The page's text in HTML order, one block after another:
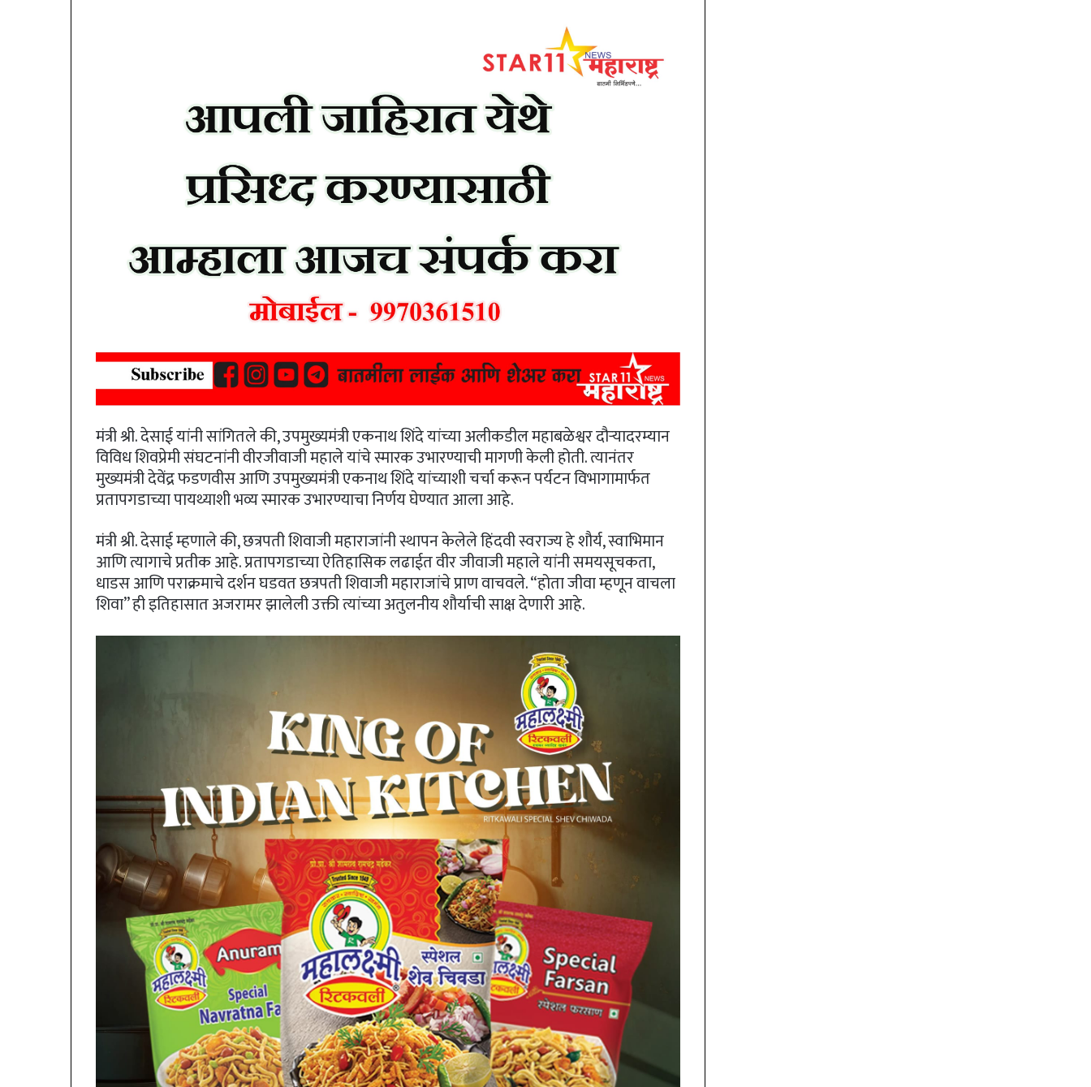
मंत्री श्री. देसाई यांनी सांगितले की, उपमुख्यमंत्री एकनाथ शिंदे यांच्या अलीकडील महाबळेश्वर दौऱ्यादरम्यान
विविध शिवप्रेमी संघटनांनी वीरजीवाजी महाले यांचे स्मारक उभारण्याची मागणी केली होती. त्यानंतर
मुख्यमंत्री देवेंद्र फडणवीस आणि उपमुख्यमंत्री एकनाथ शिंदे यांच्याशी चर्चा करून पर्यटन विभागामार्फत
प्रतापगडाच्या पायथ्याशी भव्य स्मारक उभारण्याचा निर्णय घेण्यात आला आहे.
मंत्री श्री. देसाई म्हणाले की, छत्रपती शिवाजी महाराजांनी स्थापन केलेले हिंदवी स्वराज्य हे शौर्य, स्वाभिमान
आणि त्यागाचे प्रतीक आहे. प्रतापगडाच्या ऐतिहासिक लढाईत वीर जीवाजी महाले यांनी समयसूचकता,
धाडस आणि पराक्रमाचे दर्शन घडवत छत्रपती शिवाजी महाराजांचे प्राण वाचवले. “होता जीवा म्हणून वाचला
शिवा” ही इतिहासात अजरामर झालेली उक्ती त्यांच्या अतुलनीय शौर्याची साक्ष देणारी आहे.